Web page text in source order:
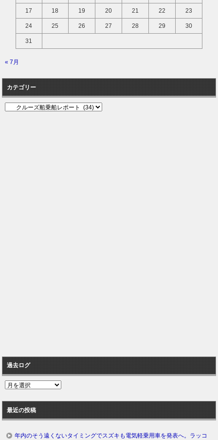
17 18 19 20 21 22 23
24 25 26 27 28 29 30
31
« 7月
カテゴリー
過去ログ
過
ロ
グ
最近の投稿
年内のそう遠くないタイミングでスズキも電気軽乗用車を発表へ。ラッコ